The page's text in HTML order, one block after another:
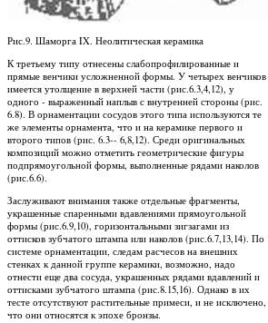
Рис.9. Шаморга IX. Неолитическая керамика
К третьему типу отнесены слабопрофилированные и
прямые венчики усложненной формы. У четырех венчиков
имеется утолщение в верхней части (рис.6.3,4,12), у
одного - выраженный наплыв с внутренней стороны (рис.
6.8). В орнаментации сосудов этого типа используются те
же элементы орнамента, что и на керамике первого и
второго типов (рис. 6.3-- 6,8,12). Среди оригинальных
композиций можно отметить геометрические фигуры
подпрямоугольной формы, выполненные рядами наколов
(рис.6.6).
Заслуживают внимания также отдельные фрагменты,
украшенные спаренными вдавлениями прямоугольной
формы (рис.6.9,10), горизонтальными зигзагами из
оттисков зубчатого штампа или наколов (рис.6.7,13,14). По
системе орнаментации, следам расчесов на внешних
стенках к данной группе керамики, возможно, надо
отнести еще два сосуда, украшенных рядами вдавлений и
оттисками зубчатого штампа (рис.8.15,16). Однако в их
тесте отсутствуют растительные примеси, и не исключено,
что они относятся к эпохе бронзы.